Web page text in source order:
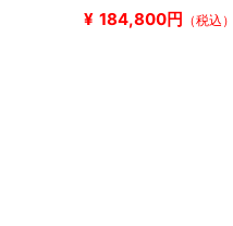
¥ 184,800円 （税込）